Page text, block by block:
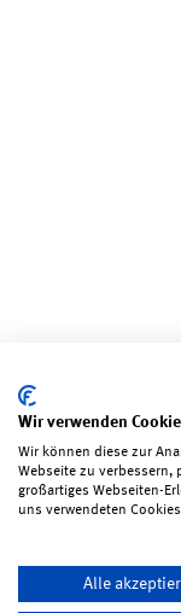
Wir verwenden
Wir können diese zur
Webseite zu verbessern,
großartiges Webseiten-
uns verwendeten
Alle